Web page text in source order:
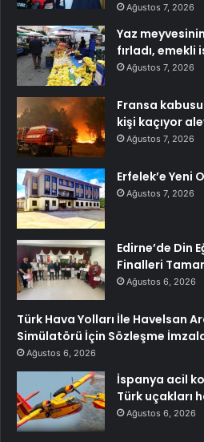
Ağustos 7, 2026
Yaz
fırladı, emekli
Ağustos 7, 2026
Fransa
kişi kaçıyor
Ağustos 7, 2026
Erfelek’e Yeni
Ağustos 7, 2026
Edirne’de Din
Finalleri
Ağustos 6, 2026
Türk Hava Yolları İle Havelsan
Simülatörü İçin Sözleşme
Ağustos 6, 2026
İspanya acil
Türk uçakları
Ağustos 6, 2026